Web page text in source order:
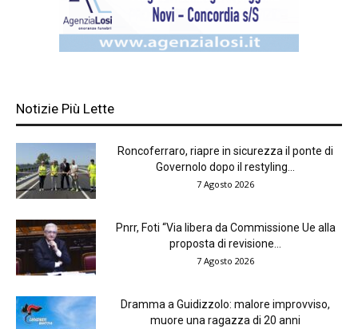
Notizie Più Lette
Roncoferraro, riapre in sicurezza il ponte di
Governolo dopo il restyling...
7 Agosto 2026
Pnrr, Foti “Via libera da Commissione Ue alla
proposta di revisione...
7 Agosto 2026
Dramma a Guidizzolo: malore improvviso,
muore una ragazza di 20 anni